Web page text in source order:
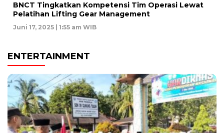
BNCT Tingkatkan Kompetensi Tim Operasi Lewat
Pelatihan Lifting Gear Management
Juni 17, 2025 | 1:55 am WIB
ENTERTAINMENT